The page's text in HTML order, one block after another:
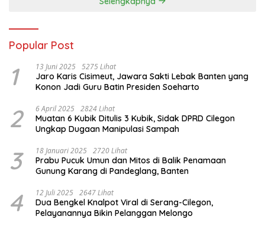
Popular Post
1 13 Juni 2025 5275 Lihat
Jaro Karis Cisimeut, Jawara Sakti Lebak Banten yang
Konon Jadi Guru Batin Presiden Soeharto
2 6 April 2025 2824 Lihat
Muatan 6 Kubik Ditulis 3 Kubik, Sidak DPRD Cilegon
Ungkap Dugaan Manipulasi Sampah
3 18 Januari 2025 2720 Lihat
Prabu Pucuk Umun dan Mitos di Balik Penamaan
Gunung Karang di Pandeglang, Banten
4 12 Juli 2025 2647 Lihat
Dua Bengkel Knalpot Viral di Serang-Cilegon,
Pelayanannya Bikin Pelanggan Melongo